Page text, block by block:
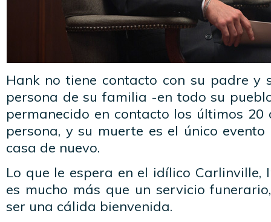
Hank no tiene contacto con su padre y
persona de su familia -en todo su
permanecido en contacto los últimos 20
persona, y su muerte es el único
casa de nuevo.
Lo que le espera en el idílico Carlinville,
es mucho más que un servicio
ser una cálida bienvenida.